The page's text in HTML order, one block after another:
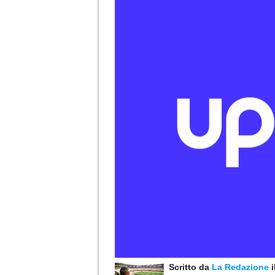
Scritto da La Redazione